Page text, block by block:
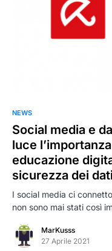
NEWS
Social media e
luce
educazione
sicurezza dei
I social media ci
non sono mai stati così
MarKusss
27 Aprile 2021